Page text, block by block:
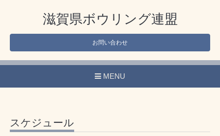
滋賀県ボウリング連盟
お問い合わせ
MENU
スケジュール